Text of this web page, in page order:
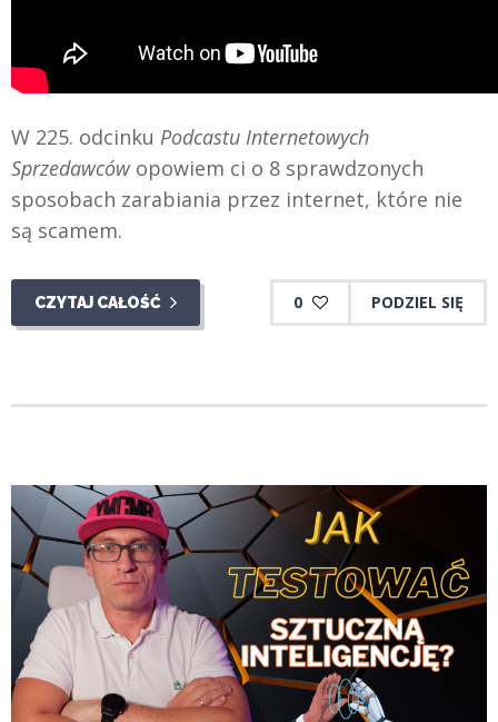
W 225. odcinku Podcastu Internetowych
Sprzedawcówopowiem ci o 8 sprawdzonych
sposobach zarabiania przez internet, które nie
są scamem.
CZYTAJ CAŁOŚĆ 0 PODZIEL SIĘ